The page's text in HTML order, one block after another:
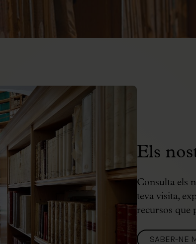
Els
Consulta els
teva visita,
recursos que
SABER-NE